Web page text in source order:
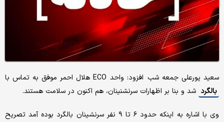
سعید پورعلی جمعه شب افزود: واحد ECO هلال احمر موفق به تماس با
بالگرد شد و بنا بر اظهارات سرنشنینان، هم اکنون در سلامت هستند.
وی با اشاره به اینکه حدود ۶ تا ۹ نفر سرنشینان بالگرد بوده آمد تصریح